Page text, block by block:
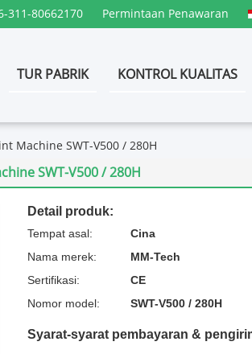
311-80662170 Permintaan Penawaran
TUR PABRIK KONTROL KUALITAS
Machine SWT-V500 / 280H
SWT-V500 / 280H
Detail produk:
Tempat asal:
Cina
Nama merek:
MM-Tech
Sertifikasi:
CE
Nomor model:
SWT-V500 / 280H
Syarat-syarat pembayaran &